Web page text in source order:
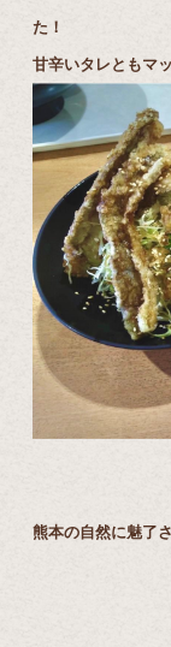
た！
甘辛いタレともマ
熊本の自然に魅了